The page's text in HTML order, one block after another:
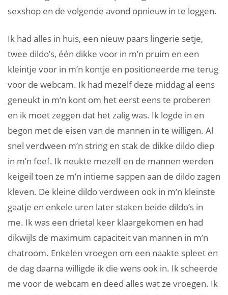
sexshop en de volgende avond opnieuw in te loggen.
Ik had alles in huis, een nieuw paars lingerie setje,
twee dildo’s, één dikke voor in m’n pruim en een
kleintje voor in m’n kontje en positioneerde me terug
voor de webcam. Ik had mezelf deze middag al eens
geneukt in m’n kont om het eerst eens te proberen
en ik moet zeggen dat het zalig was. Ik logde in en
begon met de eisen van de mannen in te willigen. Al
snel verdween m’n string en stak de dikke dildo diep
in m’n foef. Ik neukte mezelf en de mannen werden
keigeil toen ze m’n intieme sappen aan de dildo zagen
kleven. De kleine dildo verdween ook in m’n kleinste
gaatje en enkele uren later staken beide dildo’s in
me. Ik was een drietal keer klaargekomen en had
dikwijls de maximum capaciteit van mannen in m’n
chatroom. Enkelen vroegen om een naakte spleet en
de dag daarna willigde ik die wens ook in. Ik scheerde
me voor de webcam en deed alles wat ze vroegen. Ik